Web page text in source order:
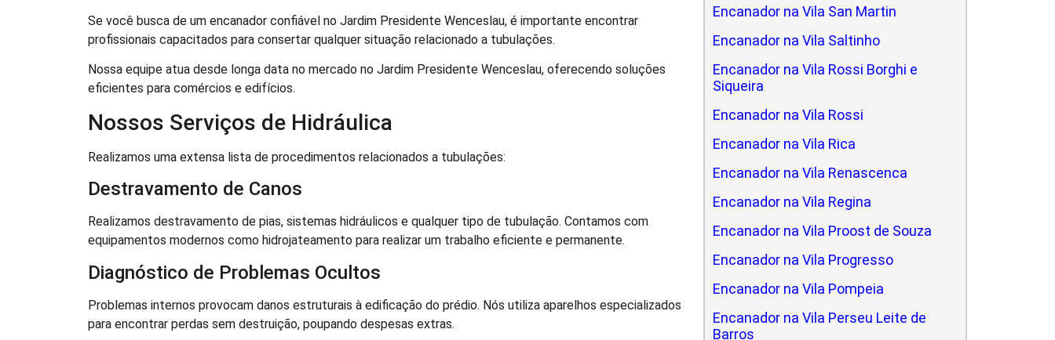
Se você busca de um encanador confiável no Jardim Presidente Wenceslau, é importante encontrar
profissionais capacitados para consertar qualquer situação relacionado a tubulações.
Nossa equipe atua desde longa data no mercado no Jardim Presidente Wenceslau, oferecendo soluções
eficientes para comércios e edifícios.
Nossos Serviços de Hidráulica
Realizamos uma extensa lista de procedimentos relacionados a tubulações:
Destravamento de Canos
Realizamos destravamento de pias, sistemas hidráulicos e qualquer tipo de tubulação. Contamos com
equipamentos modernos como hidrojateamento para realizar um trabalho eficiente e permanente.
Diagnóstico de Problemas Ocultos
Problemas internos provocam danos estruturais à edificação do prédio. Nós utiliza aparelhos especializados
para encontrar perdas sem destruição, poupando despesas extras.
Encanador na Vila San Martin
Encanador na Vila Saltinho
Encanador na Vila Rossi Borghi e
Siqueira
Encanador na Vila Rossi
Encanador na Vila Rica
Encanador na Vila Renascenca
Encanador na Vila Regina
Encanador na Vila Proost de Souza
Encanador na Vila Progresso
Encanador na Vila Pompeia
Encanador na Vila Perseu Leite de
Barros